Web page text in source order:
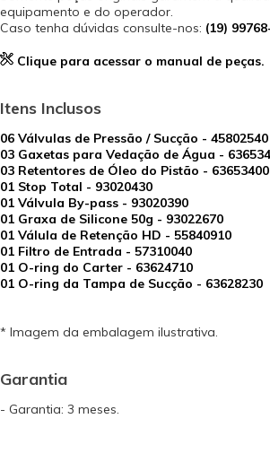
equipamento e do operador.
Caso tenha dúvidas consulte-nos: (19)
Clique para acessar o manual de peças.
Itens Inclusos
06 Válvulas de Pressão / Sucção - 45802540
03 Gaxetas para Vedação de Água -
03 Retentores de Óleo do Pistão - 63653400
01 Stop Total - 93020430
01 Válvula By-pass - 93020390
01 Graxa de Silicone 50g - 93022670
01 Válula de Retenção HD - 55840910
01 Filtro de Entrada - 57310040
01 O-ring do Carter - 63624710
01 O-ring da Tampa de Sucção - 63628230
* Imagem da embalagem ilustrativa.
Garantia
- Garantia: 3 meses.